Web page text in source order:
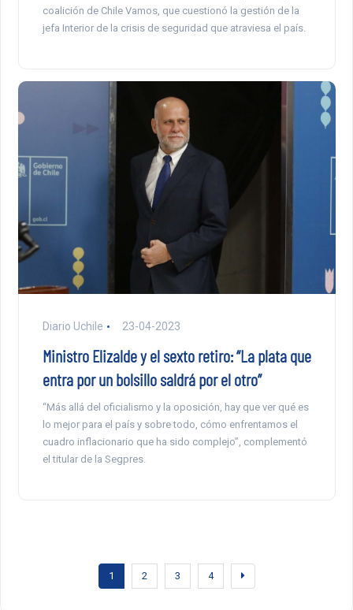
coalición de Chile Vamos, que cuestionó la gestión de la
jefa Interior de la crisis de seguridad que atraviesa el país.
Diario Uchile 23-04-2023
Ministro Elizalde y el sexto retiro: “La plata que
entra por un bolsillo saldrá por el otro”
“Más allá del oficialismo y la oposición, hay que ver qué es
lo mejor para el país y sobre todo, cómo enfrentamos el
cuadro inflacionario que ha sido complejo”, complementó
el titular de la Segpres.
1 2 3 4